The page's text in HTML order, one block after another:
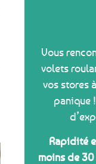
Vous
volets
vos stores
panique
Rapidité
moins de